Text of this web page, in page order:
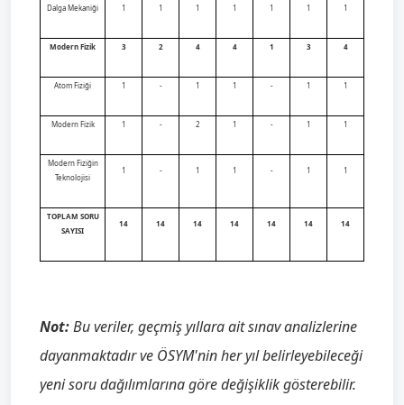
Dalga Mekaniği 1 1 1 1 1 1 1
Modern Fizik 3 2 4 4 1 3 4
Atom Fiziği 1 - 1 1 - 1 1
Modern Fizik 1 - 2 1 - 1 1
Modern Fiziğin
Teknolojisi
1 - 1 1 - 1 1
TOPLAM SORU
SAYISI
14 14 14 14 14 14 14
Not:Bu veriler, geçmiş yıllara ait sınav analizlerine
dayanmaktadır ve ÖSYM'nin her yıl belirleyebileceği
yeni soru dağılımlarına göre değişiklik gösterebilir.